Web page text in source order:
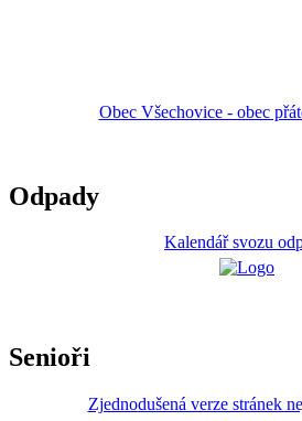
Obec Všechovice - obec
Odpady
Kalendář svozu
Senioři
Zjednodušená verze stránek